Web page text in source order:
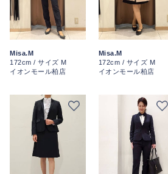
Misa.M
172cm / サイズ M
イオンモール柏店
Misa.M
172cm / サイズ M
イオンモール柏店